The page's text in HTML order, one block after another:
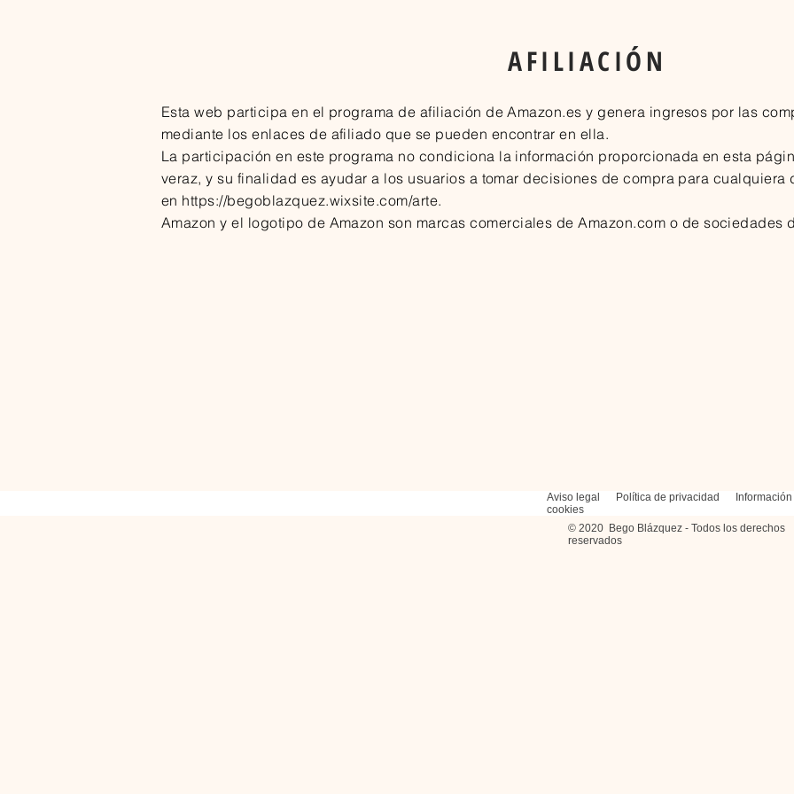
AFILIACIÓN
Esta web participa en el programa de afiliación de Amazon.es y genera ingresos por las
mediante los enlaces de afiliado que se pueden encontrar en ella.
La participación en este programa no condiciona la información proporcionada en esta
veraz, y su finalidad es ayudar a los usuarios a tomar decisiones de compra para
en https://begoblazquez.wixsite.com/arte.
Amazon y el logotipo de Amazon son marcas comerciales de Amazon.com o de sociedades
Aviso legal Política de privacidad
cookies
© 2020 Bego Blázquez - Todos los derechos
reservados